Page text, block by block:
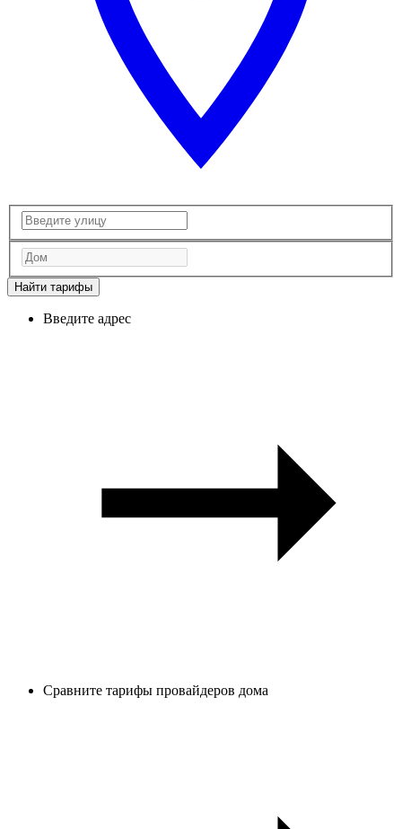
Найти тарифы
Введите адрес
Сравните тарифы провайдеров дома